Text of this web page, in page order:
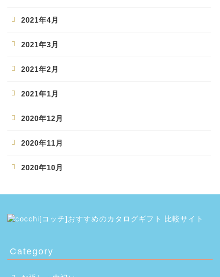
2021年4月
2021年3月
2021年2月
2021年1月
2020年12月
2020年11月
2020年10月
Category